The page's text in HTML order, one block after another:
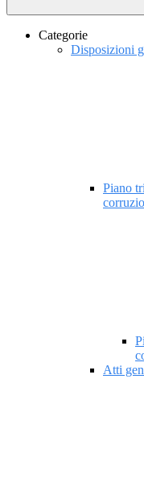
Categorie
Disposizioni
Piano
Atti